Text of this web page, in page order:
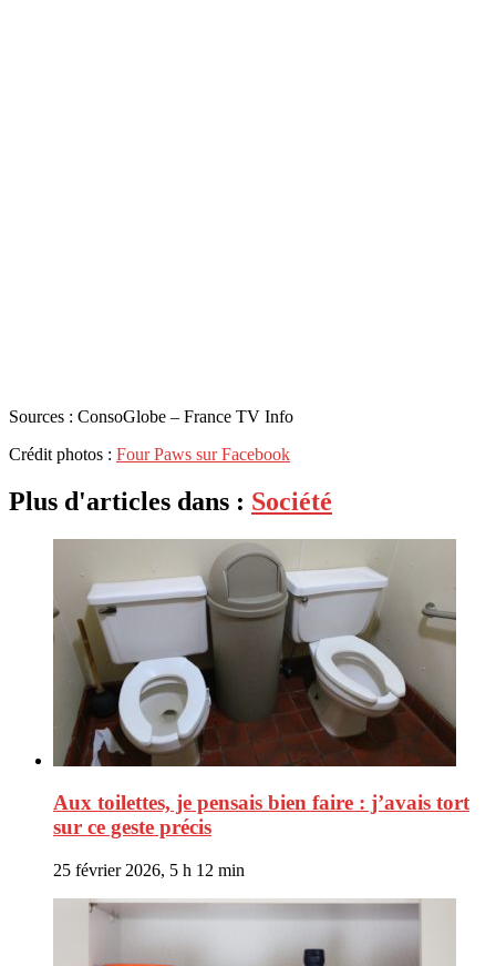
Sources : ConsoGlobe – France TV Info
Crédit photos : Four Paws sur Facebook
Plus d'articles dans : Société
Aux toilettes, je pensais bien faire : j’avais tort
sur ce geste précis
25 février 2026, 5 h 12 min